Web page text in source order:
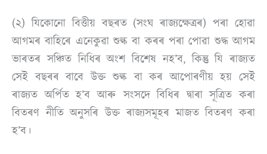
(২) যিকোনো বিত্তীয় বছৰত (সংঘ ৰাজ্যক্ষেত্ৰৰ) পৰা হোৱা
আগমৰ বাহিৰে এনেকুৱা শুল্ক বা কৰৰ পৰা পোৱা শুদ্ধ আগম
ভাৰতৰ সঞ্চিত নিধিৰ অংশ বিশেষ নহ’ব, কিন্তু যি ৰাজ্যত
সেই বছৰৰ বাবে উক্ত শুল্ক বা কৰ আপোৰণীয় হয় সেই
ৰাজ্যত অৰ্পিত হ’ব আৰু সংসদে বিধিৰ দ্বাৰা সূত্ৰিত কৰা
বিতৰণ নীতি অনুসৰি উক্ত ৰাজ্যসমূহৰ মাজত বিতৰণ কৰা
হ’ব।